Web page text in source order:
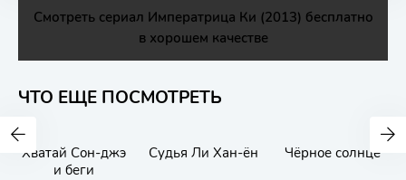
Смотреть сериал Императрица Ки (2013) бесплатно
в хорошем качестве
ЧТО ЕЩЕ ПОСМОТРЕТЬ
Хватай Сон-джэ
и беги
Судья Ли Хан-ён Чёрное солнце